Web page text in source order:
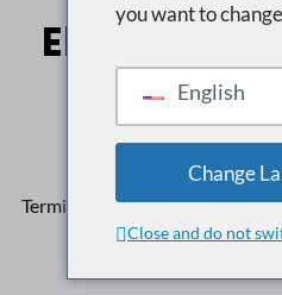
El
Terminado 50,000Los clientes
usted
you want to
English
Change
Close and do not